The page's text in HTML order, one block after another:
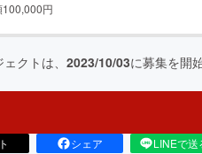
100,000円
クトは、 2023/10/03に募集を開
シェア LINEで送